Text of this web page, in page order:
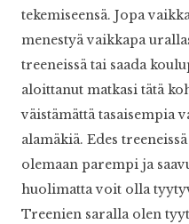
tekemiseensä. Jopa
menestyä vaikkapa
treeneissä tai saada
aloittanut matkasi tätä
väistämättä tasaisempia
alamäkiä. Edes
olemaan parempi ja
huolimatta voit olla
Treenien saralla olen